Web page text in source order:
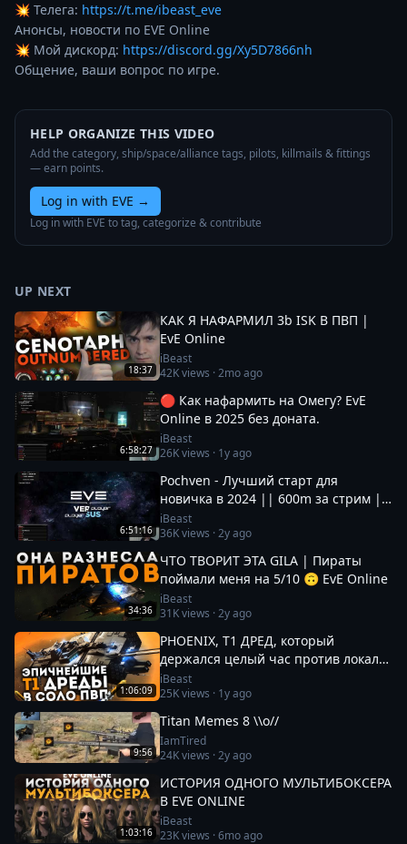
💥 Телега: https://t.me/ibeast_eve
Анонсы, новости по EVE Online
💥 Мой дискорд: https://discord.gg/Xy5D7866nh
Общение, ваши вопрос по игре.
HELP ORGANIZE THIS VIDEO
Add the category, ship/space/alliance tags, pilots, killmails & fittings
— earn points.
Log in with EVE →
Log in with EVE to tag, categorize & contribute
UP NEXT
18:37
КАК Я НАФАРМИЛ 3b ISK В ПВП |
EvE Online
iBeast
42Kviews ·2mo ago
6:58:27
🔴 Как нафармить на Омегу? EvE
Online в 2025 без доната.
iBeast
26Kviews · 1y ago
6:51:16
Pochven - Лучший старт для
новичка в 2024 || 600m за стрим ||
Фармим на нубшипе в EvE Online
iBeast
36Kviews ·2y ago
34:36
ЧТО ТВОРИТ ЭТА GILA | Пираты
поймали меня на 5/10 🙃 EvE Online
iBeast
31Kviews ·2y ago
1:06:09
PHOENIX, Т1 ДРЕД, который
держался целый час против локала
100+ | EvE Online
iBeast
25Kviews · 1y ago
9:56
Titan Memes 8 \\o//
IamTired
24Kviews ·2y ago
1:03:16
ИСТОРИЯ ОДНОГО МУЛЬТИБОКСЕРА
В EVE ONLINE
iBeast
23Kviews ·6mo ago